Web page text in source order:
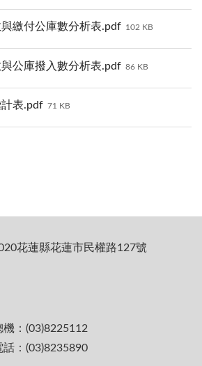
繳付公庫數分析表.pdf 102 KB
公庫撥入數分析表.pdf 86 KB
表.pdf 71 KB
花蓮縣花蓮市民權路127號
機：(03)8225112
話：(03)8235890